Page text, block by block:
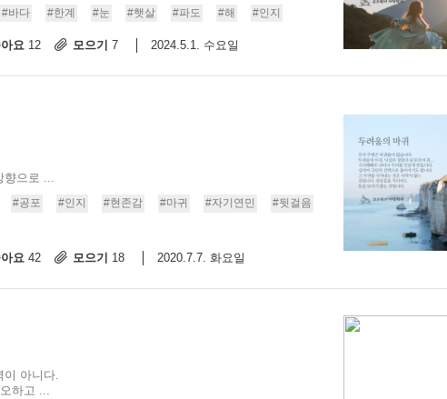
#바다 #한계 #눈 #햇살 #파도 #해 #인지
요 12 모으기 7 2024.5.1. 수요일
향으로 ...
#공포 #인지 #현존감 #마귀 #자기연민
#뒷걸음
요 42 모으기 18 2020.7.7. 화요일
이 아니다.
하고 ...